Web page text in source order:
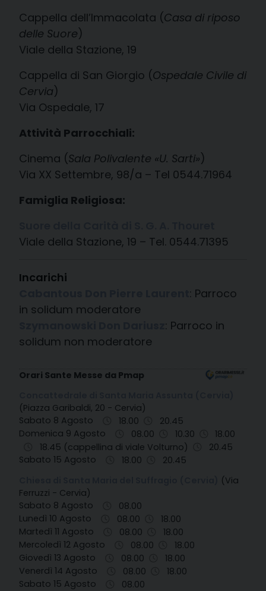
Cappella dell’Immacolata (Casa di riposo
delle Suore)
Viale della Stazione, 19
Cappella di San Giorgio (Ospedale Civile di
Cervia)
Via Ospedale, 17
Attività Parrocchiali:
Cinema (Sala Polivalente «U. Sarti»)
Via XX Settembre, 98/a – Tel 0544.71964
Famiglia Religiosa:
Viale della Stazione, 19 – Tel. 0544.71395
Incarichi
: Parroco
in solidum moderatore
: Parroco in
solidum non moderatore
Orari Sante Messe da Pmap
(Piazza Garibaldi, 20 - Cervia)
Sabato 8 Agosto
18.00
20.45
Domenica 9 Agosto
08.00 10.30
18.00
18.45 (cappellina di viale Volturno)
20.45
Sabato 15 Agosto
18.00
20.45
(Via
Ferruzzi - Cervia)
Sabato 8 Agosto
08.00
Lunedì 10 Agosto
08.00
18.00
Martedì 11 Agosto
08.00
18.00
Mercoledì 12 Agosto
08.00
18.00
Giovedì 13 Agosto
08.00
18.00
Venerdì 14 Agosto
08.00
18.00
Sabato 15 Agosto
08.00